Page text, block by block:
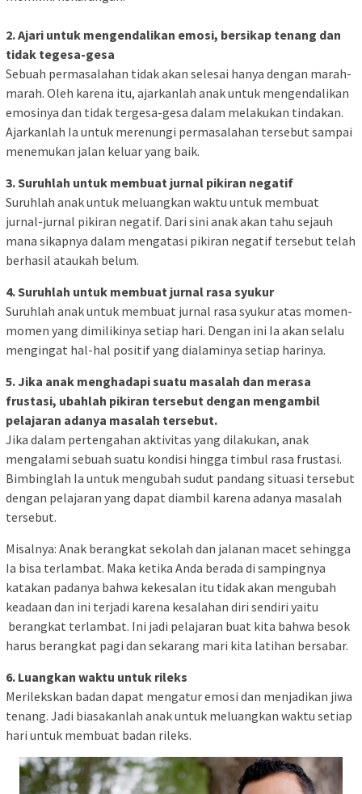
2. Ajari untuk mengendalikan emosi, bersikap tenang dan
tidak tegesa-gesa
Sebuah permasalahan tidak akan selesai hanya dengan marah-
marah. Oleh karena itu, ajarkanlah anak untuk mengendalikan
emosinya dan tidak tergesa-gesa dalam melakukan tindakan.
Ajarkanlah Ia untuk merenungi permasalahan tersebut sampai
menemukan jalan keluar yang baik.
3. Suruhlah untuk membuat jurnal pikiran negatif
Suruhlah anak untuk meluangkan waktu untuk membuat
jurnal-jurnal pikiran negatif. Dari sini anak akan tahu sejauh
mana sikapnya dalam mengatasi pikiran negatif tersebut telah
berhasil ataukah belum.
4. Suruhlah untuk membuat jurnal rasa syukur
Suruhlah anak untuk membuat jurnal rasa syukur atas momen-
momen yang dimilikinya setiap hari. Dengan ini Ia akan selalu
mengingat hal-hal positif yang dialaminya setiap harinya.
5. Jika anak menghadapi suatu masalah dan merasa
frustasi, ubahlah pikiran tersebut dengan mengambil
pelajaran adanya masalah tersebut.
Jika dalam pertengahan aktivitas yang dilakukan, anak
mengalami sebuah suatu kondisi hingga timbul rasa frustasi.
Bimbinglah Ia untuk mengubah sudut pandang situasi tersebut
dengan pelajaran yang dapat diambil karena adanya masalah
tersebut.
Misalnya: Anak berangkat sekolah dan jalanan macet sehingga
Ia bisa terlambat. Maka ketika Anda berada di sampingnya
katakan padanya bahwa kekesalan itu tidak akan mengubah
keadaan dan ini terjadi karena kesalahan diri sendiri yaitu
berangkat terlambat. Ini jadi pelajaran buat kita bahwa besok
harus berangkat pagi dan sekarang mari kita latihan bersabar.
6. Luangkan waktu untuk rileks
Merilekskan badan dapat mengatur emosi dan menjadikan jiwa
tenang. Jadi biasakanlah anak untuk meluangkan waktu setiap
hari untuk membuat badan rileks.